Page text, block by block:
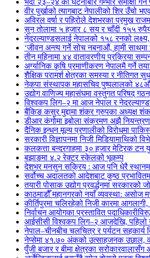
भदौ २३–२४ को घटनाबारे गम्भीर समीक्षा
वीर पुर्खाको त्यागबाट नेपालीको शिर उँचो
अविरल वर्षा र पहिरोले देशभरका प्रमुख
सुन तोलामा ५ हजार ८ सय र चाँदी १५५
नेदरल्याण्डसलाई नेपालको १५८ रनको
‘जीवन अन्त्य गर्ने सोच नबनाऔं, हामी साथमा
तीन महिनामा ४४ वातावरणीय प्रक्रिया
अर्ग्यानिक कृषि प्रमाणीकरण नेपालमै गर्ने
शैक्षिक परामर्श क्षेत्रका समस्या र
नेकपा संस्थापक महासचिव पुष्पलालको ४८औँ
उद्योग वाणिज्य महासंघमा वस्तुगत परिषद्
विश्वकप लिग–२ मा आज नेपाल र
बैंकिङ कसुर मुद्दामा शंकर ग्रुपका अध्यक्ष
डीआर कंगोमा इबोला संक्रमण अझै
दैनिक इन्धन मूल्य प्रणालीको विरोधमा
सरकारी विज्ञापनमा निजी मिडियामाथिको
कलकत्ता बन्दरगाहमा ३० हजार मेट्रिक टन
बझाङमा ४.२ रेक्टर स्केलको भूकम्प
देशभर मनसुन सक्रिय : आज पनि धेरै स्थानमा
सर्वोच्च अदालतको आदेशबाट कुष्ठ
तयारी पोसाक उद्योग प्रवर्द्धनमा
काठमाडौँ महानगरको नयाँ व्यवस्था: असोज
कीर्तिपुरमा चलिरहेको निजी कारमा
निर्वाचन आयोगका प्रस्तावित
आईसीसी विश्वकप लिग–२ आजदेखि, पहिलो
नेपाल–चीनबीच चलचित्र र पर्यटन सहकार्य
नेप्सेमा ४१.७० अंकको उत्साहजनक उछाल,
पुँजी बजार र बीमा क्षेत्रका